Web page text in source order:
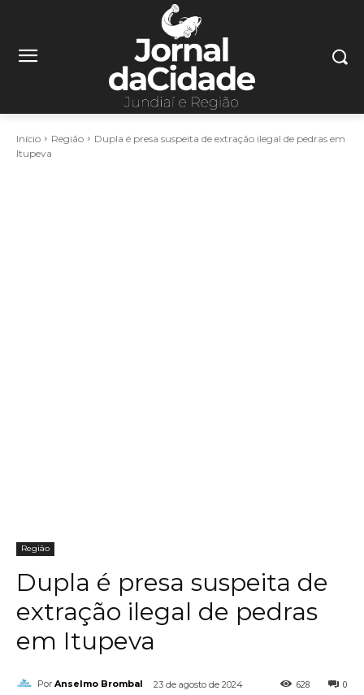
Início Região
Dupla é presa suspeita de extração ilegal de pedras em
Itupeva
Região
Dupla é presa suspeita de
extração ilegal de pedras
em Itupeva
Por Anselmo Brombal 23 de agosto de 2024 0
628